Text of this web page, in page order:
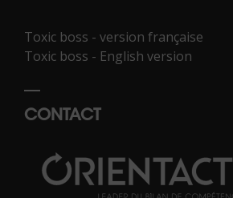
Toxic boss - version française
Toxic boss - English version
CONTACT